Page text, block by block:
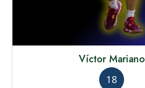
Víctor Mariano
18